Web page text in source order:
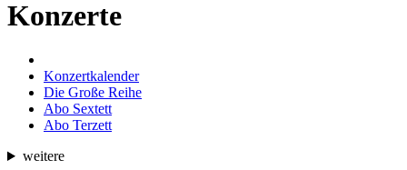
Konzerte
Konzertkalender
Die Große Reihe
Abo Sextett
Abo Terzett
weitere